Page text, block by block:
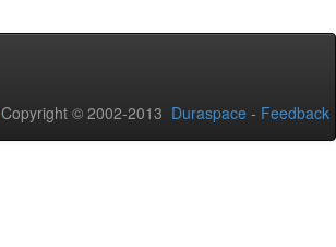
Copyright © 2002-2013 Duraspace - Feedback